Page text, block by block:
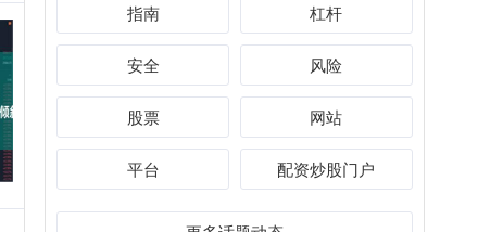
指南 杠杆
安全 风险
股票 网站
平台 配资炒股门户